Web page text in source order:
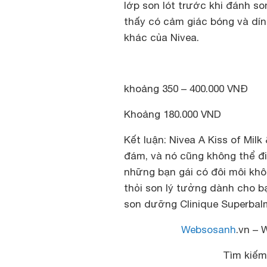
lớp son lót trước khi đánh
thấy có cảm giác bóng và
khác của Nivea.
khoảng 350 – 400.000 VNĐ
Khoảng 180.000 VND
Kết luận: Nivea A Kiss of
đám, và nó cũng không thể
những bạn gái có đôi môi
thỏi son lý tưởng dành cho
son dưỡng Clinique
Websosanh.vn –
Tìm